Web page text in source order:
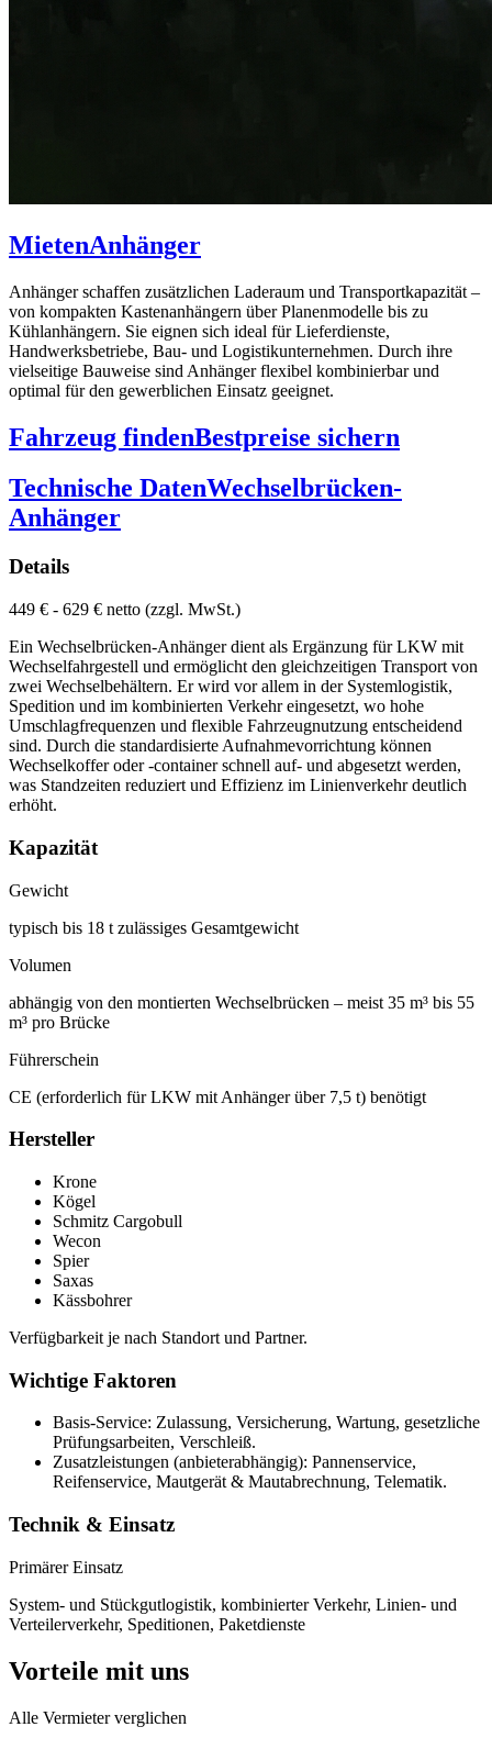
MietenAnhänger
Anhänger schaffen zusätzlichen Laderaum und Transportkapazität –
von kompakten Kastenanhängern über Planenmodelle bis zu
Kühlanhängern. Sie eignen sich ideal für Lieferdienste,
Handwerksbetriebe, Bau- und Logistikunternehmen. Durch ihre
vielseitige Bauweise sind Anhänger flexibel kombinierbar und
optimal für den gewerblichen Einsatz geeignet.
Fahrzeug findenBestpreise sichern
Technische DatenWechselbrücken-
Anhänger
Details
449 € - 629 € netto (zzgl. MwSt.)
Ein Wechselbrücken-Anhänger dient als Ergänzung für LKW mit
Wechselfahrgestell und ermöglicht den gleichzeitigen Transport von
zwei Wechselbehältern. Er wird vor allem in der Systemlogistik,
Spedition und im kombinierten Verkehr eingesetzt, wo hohe
Umschlagfrequenzen und flexible Fahrzeugnutzung entscheidend
sind. Durch die standardisierte Aufnahmevorrichtung können
Wechselkoffer oder -container schnell auf- und abgesetzt werden,
was Standzeiten reduziert und Effizienz im Linienverkehr deutlich
erhöht.
Kapazität
Gewicht
typisch bis 18 t zulässiges Gesamtgewicht
Volumen
abhängig von den montierten Wechselbrücken – meist 35 m³ bis 55
m³ pro Brücke
Führerschein
CE (erforderlich für LKW mit Anhänger über 7,5 t) benötigt
Hersteller
Krone
Kögel
Schmitz Cargobull
Wecon
Spier
Saxas
Kässbohrer
Verfügbarkeit je nach Standort und Partner.
Wichtige Faktoren
Basis-Service: Zulassung, Versicherung, Wartung, gesetzliche
Prüfungsarbeiten, Verschleiß.
Zusatzleistungen (anbieterabhängig): Pannenservice,
Reifenservice, Mautgerät & Mautabrechnung, Telematik.
Technik & Einsatz
Primärer Einsatz
System- und Stückgutlogistik, kombinierter Verkehr, Linien- und
Verteilerverkehr, Speditionen, Paketdienste
Vorteile mit uns
Alle Vermieter verglichen